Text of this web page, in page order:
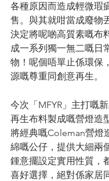
各種原因而造成輕微瑕
售。與其就咁當成廢物
決定將呢啲高質素嘅布
成一系列獨一無二嘅日
物！呢個唔單止係環保
源嘅尊重同創意再生。
今次「MFYR」主打嘅
再生布料製成嘅營燈造
將經典嘅Coleman營燈
綿嘅公仔，提供大細兩
鍾意擺設定實用性質，
喜好選擇，絕對係家居